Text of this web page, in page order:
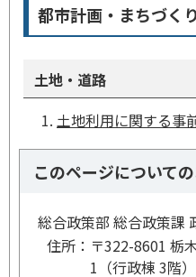
都市計画・まちづくり
土地・道路
土地利用に関する事
このページについて
総合政策部 総合政策課
住所： 〒322-8601 栃
1（行政棟 3階）